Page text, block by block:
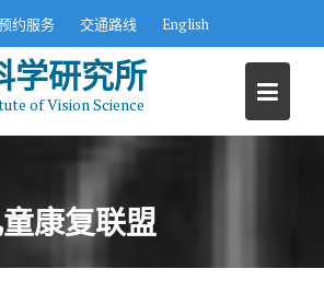
约服务 交通路线 English
学研究所
of Vision Science
康复联盟